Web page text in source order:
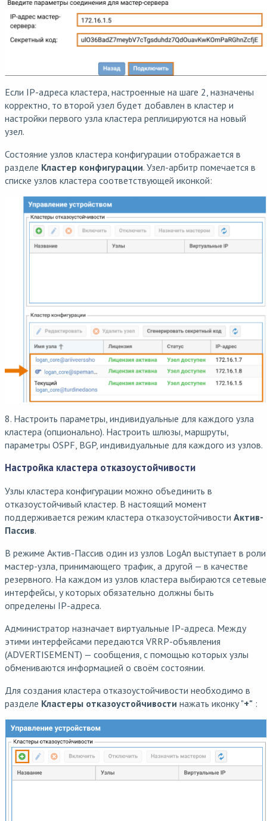
Если IP-адреса кластера, настроенные на шаге 2, назначены
корректно, то второй узел будет добавлен в кластер и
настройки первого узла кластера реплицируются на новый
узел.
Состояние узлов кластера конфигурации отображается в
разделе Кластер конфигурации. Узел-арбитр помечается в
списке узлов кластера соответствующей иконкой:
8. Настроить параметры, индивидуальные для каждого узла
кластера (опционально). Настроить шлюзы, маршруты,
параметры OSPF, BGP, индивидуальные для каждого из узлов.
Настройка кластера отказоустойчивости
Узлы кластера конфигурации можно объединить в
отказоустойчивый кластер. В настоящий момент
поддерживается режим кластера отказоустойчивости Актив-
Пассив.
В режиме Актив-Пассив один из узлов LogAn выступает в роли
мастер-узла, принимающего трафик, а другой — в качестве
резервного. На каждом из узлов кластера выбираются сетевые
интерфейсы, у которых обязательно должны быть
определены IP-адреса.
Администратор назначает виртуальные IP-адреса. Между
этими интерфейсами передаются VRRP-объявления
(ADVERTISEMENT) — сообщения, с помощью которых узлы
обмениваются информацией о своём состоянии.
Для создания кластера отказоустойчивости необходимо в
разделе Кластеры отказоустойчивости нажать иконку "+" :